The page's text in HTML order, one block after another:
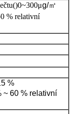
()0~300μg/㎥
0 % relativní
%
~ 60 % relativní